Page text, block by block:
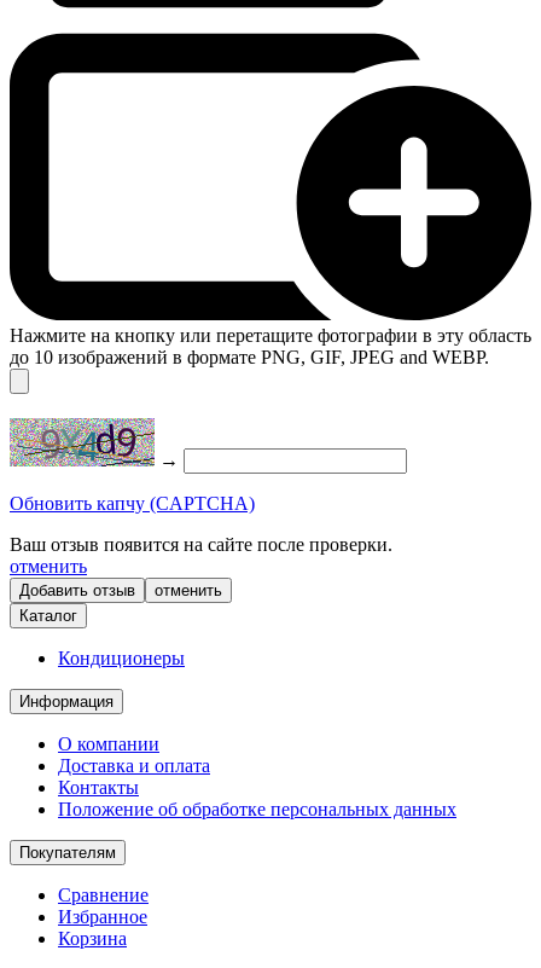
Нажмите на кнопку или перетащите фотографии в эту область
до 10 изображений в формате PNG, GIF, JPEG and WEBP.
→
Обновить капчу (CAPTCHA)
Ваш отзыв появится на сайте после проверки.
отменить
отменить
Каталог
Кондиционеры
Информация
О компании
Доставка и оплата
Контакты
Положение об обработке персональных данных
Покупателям
Сравнение
Избранное
Корзина